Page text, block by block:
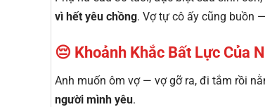
vì hết yêu chồng. Vợ tự cô ấy cũng buồn
😔 Khoảnh Khắc Bất Lực Của
Anh muốn ôm vợ — vợ gỡ ra, đi tắm rồi
người mình yêu.